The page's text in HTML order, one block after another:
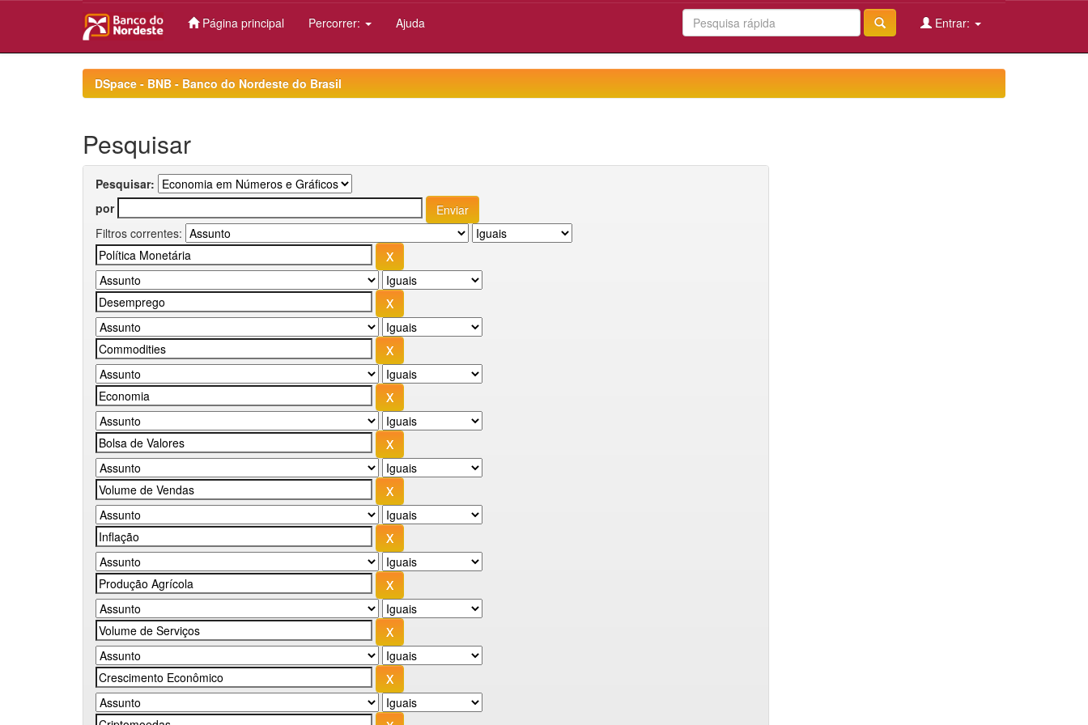
Página principal Percorrer: Ajuda Entrar:
DSpace - BNB - Banco do Nordeste do Brasil
Pesquisar
Pesquisar:
por
Filtros correntes: